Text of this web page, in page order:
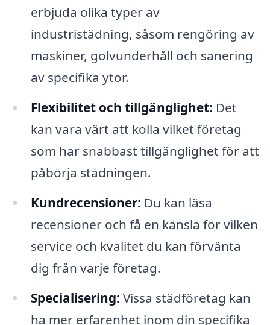
erbjuda olika typer av
industristädning, såsom rengöring av
maskiner, golvunderhåll och sanering
av specifika ytor.
Flexibilitet och tillgänglighet: Det
kan vara värt att kolla vilket företag
som har snabbast tillgänglighet för att
påbörja städningen.
Kundrecensioner: Du kan läsa
recensioner och få en känsla för vilken
service och kvalitet du kan förvänta
dig från varje företag.
Specialisering: Vissa städföretag kan
ha mer erfarenhet inom din specifika